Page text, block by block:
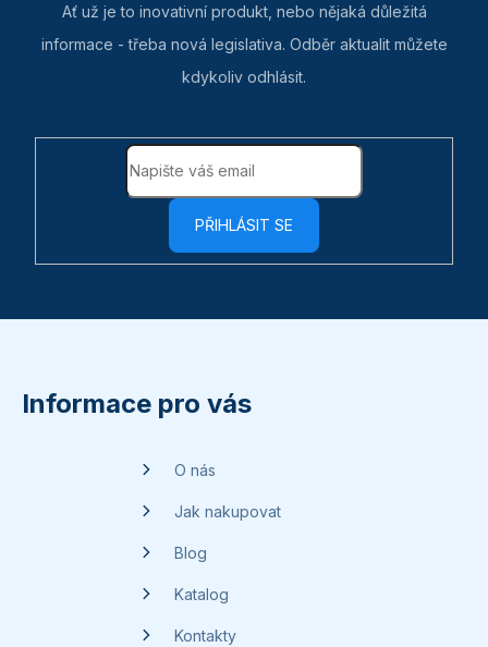
Ať už je to inovativní produkt, nebo nějaká důležitá
informace - třeba nová legislativa. Odběr aktualit můžete
kdykoliv odhlásit.
PŘIHLÁSIT SE
Informace pro vás
O nás
Jak nakupovat
Blog
Katalog
Kontakty